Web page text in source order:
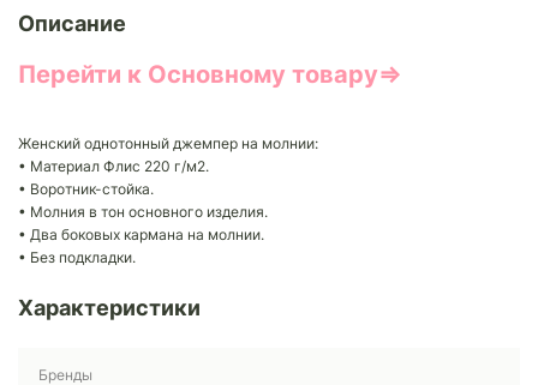
Описание
Перейти к Основному товару⇒
Женский однотонный джемпер на молнии:
• Материал Флис 220 г/м2.
• Воротник-стойка.
• Молния в тон основного изделия.
• Два боковых кармана на молнии.
• Без подкладки.
Характеристики
Бренды